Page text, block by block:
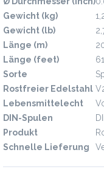
Gewicht (kg)
Gewicht (lb)
Länge (m)
Länge (feet)
Sorte
Rostfreier Edelstahl
Lebensmittelecht
DIN-Spulen
Produkt
Schnelle Lieferung